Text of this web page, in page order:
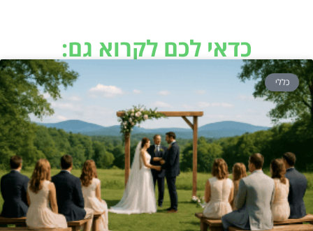
כדאי לכם לקרוא גם:
כללי